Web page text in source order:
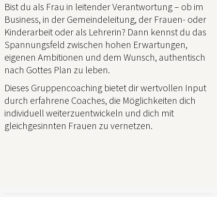
Bist du als Frau in leitender Verantwortung – ob im
Business, in der Gemeindeleitung, der Frauen- oder
Kinderarbeit oder als Lehrerin? Dann kennst du das
Spannungsfeld zwischen hohen Erwartungen,
eigenen Ambitionen und dem Wunsch, authentisch
nach Gottes Plan zu leben.
Dieses Gruppencoaching bietet dir wertvollen Input
durch erfahrene Coaches, die Möglichkeiten dich
individuell weiterzuentwickeln und dich mit
gleichgesinnten Frauen zu vernetzen.